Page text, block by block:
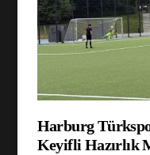
Harburg
Keyifli Hazırlık